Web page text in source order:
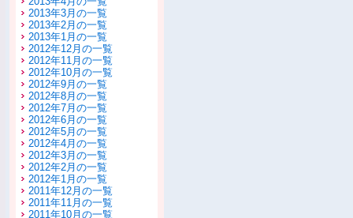
2013年3月の一覧
2013年2月の一覧
2013年1月の一覧
2012年12月の一覧
2012年11月の一覧
2012年10月の一覧
2012年9月の一覧
2012年8月の一覧
2012年7月の一覧
2012年6月の一覧
2012年5月の一覧
2012年4月の一覧
2012年3月の一覧
2012年2月の一覧
2012年1月の一覧
2011年12月の一覧
2011年11月の一覧
2011年10月の一覧